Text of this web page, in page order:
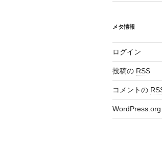
メタ情報
ログイン
投稿の RSS
コメントの
WordPress.org